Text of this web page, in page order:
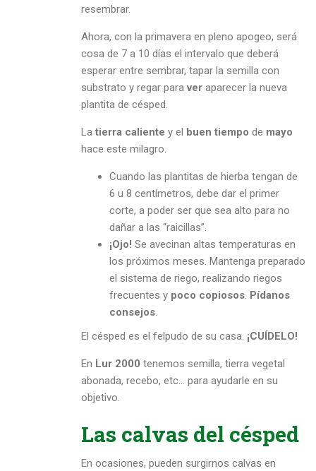
resembrar.
Ahora, con la primavera en pleno apogeo, será
cosa de 7 a 10 días el intervalo que deberá
esperar entre sembrar, tapar la semilla con
substrato y regar paraver aparecer la nueva
plantita de césped.
La tierra caliente y el buen tiempo de mayo
hace este milagro.
Cuando las plantitas de hierba tengan de
6 u 8 centímetros, debe dar el primer
corte, a poder ser que sea alto para no
dañar a las “raicillas”.
¡Ojo! Se avecinan altas temperaturas en
los próximos meses. Mantenga preparado
el sistema de riego, realizando riegos
frecuentes y poco copiosos. Pídanos
consejos.
El césped es el felpudo de su casa. ¡CUÍDELO!
En Lur 2000 tenemos semilla, tierra vegetal
abonada, recebo, etc… para ayudarle en su
objetivo.
Las calvas del césped
En ocasiones, pueden surgirnos calvas en